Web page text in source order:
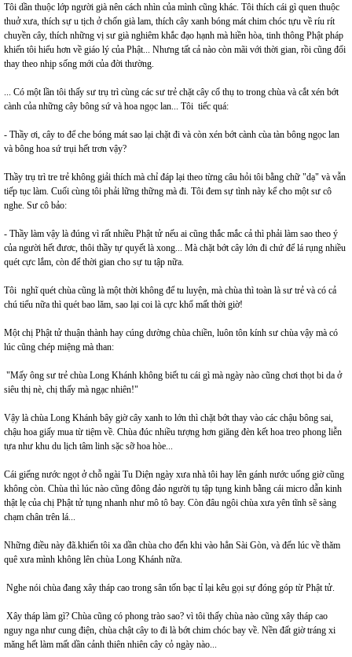
Tôi dần thuộc lớp người già nên cách nhìn của mình cũng khác. Tôi thích cái gì quen thuộc
thuở xưa, thích sự u tịch ở chốn già lam, thích cây xanh bóng mát chim chóc tựu về ríu rít
chuyền cây, thích những vị sư già nghiêm khắc đạo hạnh mà hiền hòa, tinh thông Phật pháp
khiến tôi hiểu hơn về giáo lý của Phật... Nhưng tất cả nào còn mãi với thời gian, rồi cũng đổi
thay theo nhịp sống mới của đời thường.
... Có một lần tôi thấy sư trụ trì cùng các sư trẻ chặt cây cổ thụ to trong chùa và cắt xén bớt
cành của những cây bông sứ và hoa ngọc lan... Tôi tiếc quá:
- Thầy ơi, cây to để che bóng mát sao lại chặt đi và còn xén bớt cành cùa tàn bông ngọc lan
và bông hoa sứ trụi hết trơn vậy?
Thầy trụ trì tre trẻ không giải thích mà chỉ đáp lại theo từng câu hỏi tôi bằng chữ "dạ" và vẫn
tiếp tục làm. Cuối cùng tôi phải lững thững mà đi. Tôi đem sự tình này kể cho một sư cô
nghe. Sư cô bảo:
- Thầy làm vậy là đúng vì rất nhiều Phật tử nếu ai cũng thắc mắc cả thì phải làm sao theo ý
của người hết đươc, thôi thầy tự quyết là xong... Mà chặt bớt cây lớn đi chứ để lá rụng nhiều
quét cực lắm, còn để thời gian cho sự tu tập nữa.
Tôi nghĩ quét chùa cũng là một thời không để tu luyện, mà chùa thì toàn là sư trẻ và có cả
chú tiểu nữa thì quét bao lăm, sao lại coi là cực khổ mất thời giờ!
Một chị Phật tử thuận thành hay cúng dường chùa chiền, luôn tôn kính sư chùa vậy mà có
lúc cũng chép miệng mà than:
"Mấy ông sư trẻ chùa Long Khánh không biết tu cái gì mà ngày nào cũng chơi thọt bi da ở
siêu thị nè, chị thấy mà ngạc nhiên!"
Vậy là chùa Long Khánh bây giờ cây xanh to lớn thì chặt bớt thay vào các chậu bông sai,
chậu hoa giấy mua từ tiệm về. Chùa đúc nhiều tượng hơn giăng đèn kết hoa treo phong liễn
tựa như khu du lịch tâm linh sặc sỡ hoa hòe...
Cái giếng nước ngọt ở chỗ ngài Tu Diện ngày xưa nhà tôi hay lên gánh nước uống giờ cũng
không còn. Chùa thì lúc nào cũng đông đảo người tụ tập tụng kinh bằng cái micro dẫn kinh
thật lẹ của chị Phật tử tụng nhanh như mô tô bay. Còn đâu ngôi chùa xưa yên tĩnh sẽ sàng
chạm chân trên lá...
Những điều này đã.khiến tôi xa dần chùa cho đến khi vào hẳn Sài Gòn, và đến lúc về thăm
quê xưa mình không lên chùa Long Khánh nữa.
Nghe nói chùa đang xây tháp cao trong sân tốn bạc tỉ lại kêu gọi sự đóng góp từ Phật tử.
Xây tháp làm gì? Chùa cũng có phong trào sao? vì tôi thấy chùa nào cũng xây tháp cao
nguy nga như cung điện, chùa chật cây to đi là bớt chim chóc bay về. Nền đất giờ tráng xi
măng hết làm mất dần cảnh thiên nhiên cây cỏ ngày nào...